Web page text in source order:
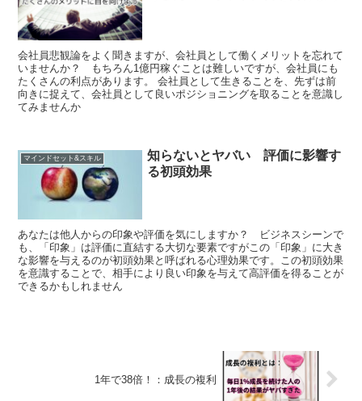
会社員悲観論をよく聞きますが、会社員として働くメリットを忘れて
いませんか？ もちろん1億円稼ぐことは難しいですが、会社員にも
たくさんの利点があります。 会社員として生きることを、先ずは前
向きに捉えて、会社員として良いポジショニングを取ることを意識し
てみませんか
マインドセット&スキル
知らないとヤバい 評価に影響す
る初頭効果
あなたは他人からの印象や評価を気にしますか？ ビジネスシーンで
も、「印象」は評価に直結する大切な要素ですがこの「印象」に大き
な影響を与えるのが初頭効果と呼ばれる心理効果です。この初頭効果
を意識することで、相手により良い印象を与えて高評価を得ることが
できるかもしれません
1年で38倍！：成長の複利